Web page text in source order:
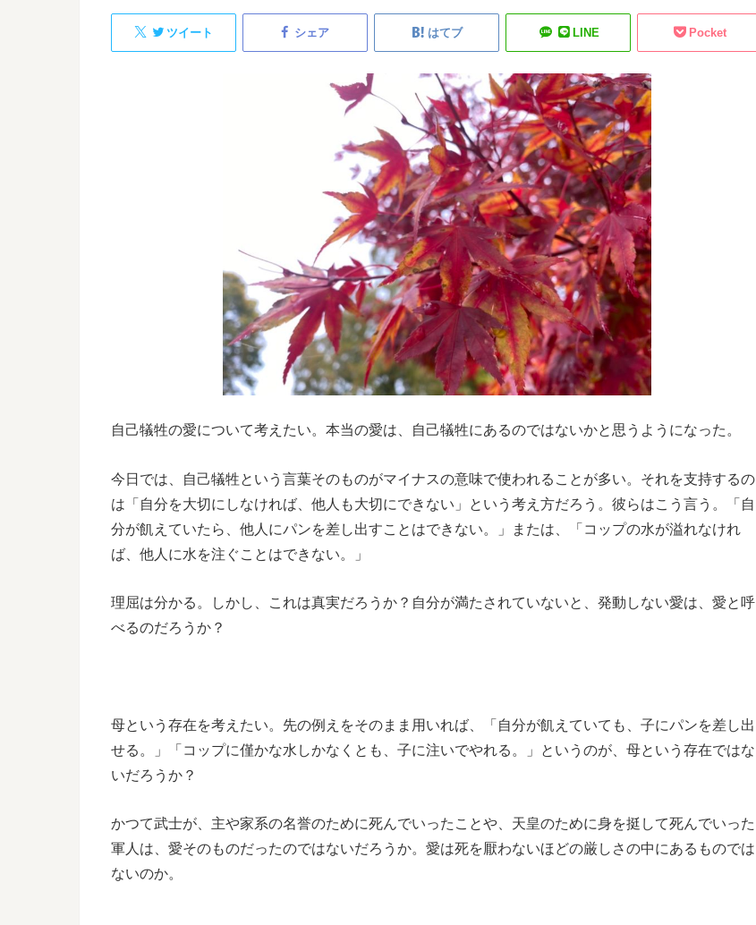
ツイート シェア はてブ LINE Pocket
自己犠牲の愛について考えたい。本当の愛は、自己犠牲にあるのではないかと思うようになった。
今日では、自己犠牲という言葉そのものがマイナスの意味で使われることが多い。それを支持するの
は「自分を大切にしなければ、他人も大切にできない」という考え方だろう。彼らはこう言う。「自
分が飢えていたら、他人にパンを差し出すことはできない。」または、「コップの水が溢れなけれ
ば、他人に水を注ぐことはできない。」
理屈は分かる。しかし、これは真実だろうか？自分が満たされていないと、発動しない愛は、愛と呼
べるのだろうか？
母という存在を考えたい。先の例えをそのまま用いれば、「自分が飢えていても、子にパンを差し出
せる。」「コップに僅かな水しかなくとも、子に注いでやれる。」というのが、母という存在ではな
いだろうか？
かつて武士が、主や家系の名誉のために死んでいったことや、天皇のために身を挺して死んでいった
軍人は、愛そのものだったのではないだろうか。愛は死を厭わないほどの厳しさの中にあるものでは
ないのか。